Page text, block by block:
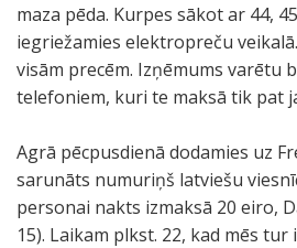
maza pēda. Kurpes sākot ar 44,
iegriežamies elektropreču
visām precēm. Izņēmums varētu
telefoniem, kuri te maksā tik pat
Agrā pēcpusdienā dodamies uz
sarunāts numuriņš latviešu
personai nakts izmaksā 20 eiro,
15). Laikam plkst. 22, kad mēs tur